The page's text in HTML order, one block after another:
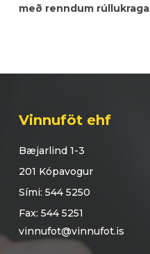
með renndum rúllukraga
Vinnuföt ehf
Bæjarlind 1-3
201 Kópavogur
Sími: 544 5250
Fax: 544 5251
vinnufot@vinnufot.is